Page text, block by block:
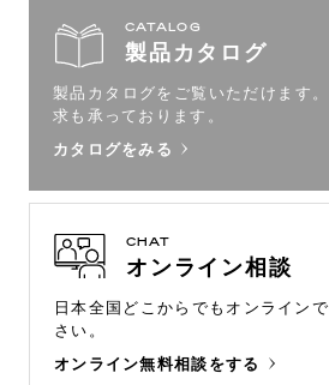
CATALOG
製品カタログ
製品カタログをご覧いただけます。
求も承っております。
カタログをみる
CHAT
オンライン相談
日本全国どこからでもオンラインで
さい。
オンライン無料相談をする